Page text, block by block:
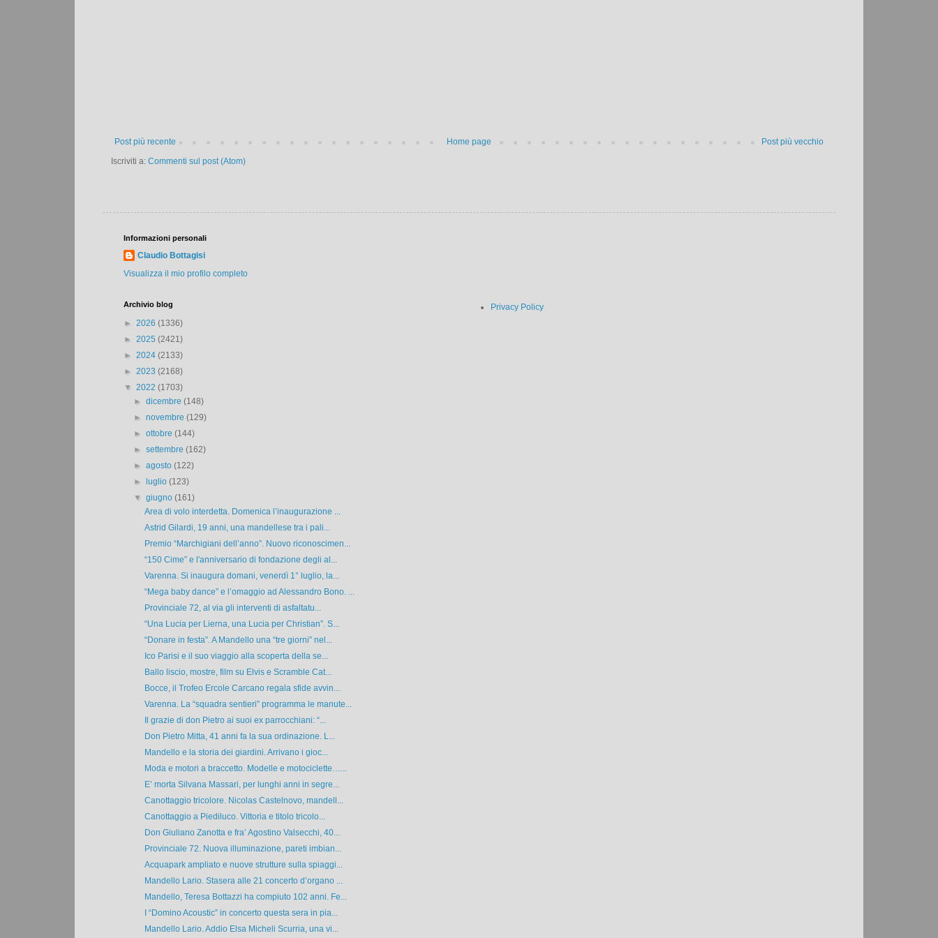
Post più recente Post più vecchio
Home page
Iscriviti a: Commenti sul post (Atom)
Informazioni personali
Claudio Bottagisi
Visualizza il mio profilo completo
Archivio blog
► 2026 (1336)
► 2025 (2421)
► 2024 (2133)
► 2023 (2168)
▼ 2022 (1703)
►dicembre(148)
►novembre(129)
►ottobre(144)
►settembre(162)
►agosto(122)
►
luglio(123)
▼giugno(161)
Area di volo interdetta. Domenica l’inaugurazione ...
Astrid Gilardi, 19 anni, una mandellese tra i pali...
Premio “Marchigiani dell’anno”. Nuovo riconoscimen...
“150 Cime” e l'anniversario di fondazione degli al...
Varenna. Si inaugura domani, venerdì 1° luglio, la...
“Mega baby dance” e l’omaggio ad Alessandro Bono. ...
Provinciale 72, al via gli interventi di asfaltatu...
“Una Lucia per Lierna, una Lucia per Christian”. S...
“Donare in festa”. A Mandello una “tre giorni” nel...
Ico Parisi e il suo viaggio alla scoperta della se...
Ballo liscio, mostre, film su Elvis e Scramble Cat...
Bocce, il Trofeo Ercole Carcano regala sfide avvin...
Varenna. La “squadra sentieri” programma le manute...
Il grazie di don Pietro ai suoi ex parrocchiani: “...
Don Pietro Mitta, 41 anni fa la sua ordinazione. L...
Mandello e la storia dei giardini. Arrivano i gioc...
Moda e motori a braccetto. Modelle e motociclette…...
E’ morta Silvana Massari, per lunghi anni in segre...
Canottaggio tricolore. Nicolas Castelnovo, mandell...
Canottaggio a Piediluco. Vittoria e titolo tricolo...
Don Giuliano Zanotta e fra’ Agostino Valsecchi, 40...
Provinciale 72. Nuova illuminazione, pareti imbian...
Acquapark ampliato e nuove strutture sulla spiaggi...
Mandello Lario. Stasera alle 21 concerto d’organo ...
Mandello, Teresa Bottazzi ha compiuto 102 anni. Fe...
I “Domino Acoustic” in concerto questa sera in pia...
Mandello Lario. Addio Elsa Micheli Scurria, una vi...
Privacy Policy